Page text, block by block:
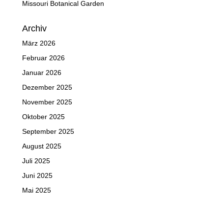
Missouri Botanical Garden
Archiv
März 2026
Februar 2026
Januar 2026
Dezember 2025
November 2025
Oktober 2025
September 2025
August 2025
Juli 2025
Juni 2025
Mai 2025